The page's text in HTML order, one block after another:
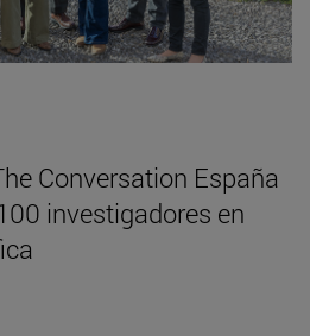
Conversation España
investigadores en